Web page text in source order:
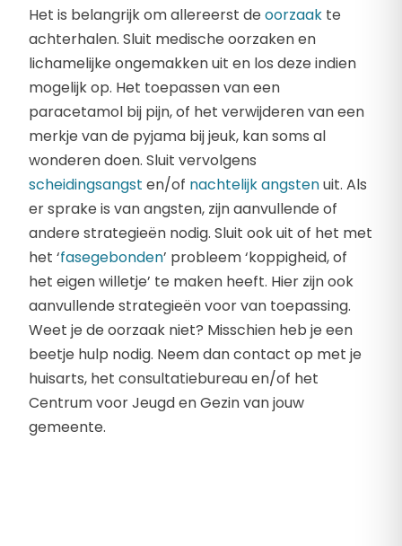
Het is belangrijk om allereerst de oorzaak te
achterhalen. Sluit medische oorzaken en
lichamelijke ongemakken uit en los deze indien
mogelijk op. Het toepassen van een
paracetamol bij pijn, of het verwijderen van een
merkje van de pyjama bij jeuk, kan soms al
wonderen doen. Sluit vervolgens
scheidingsangst en/of nachtelijk angstenuit. Als
er sprake is van angsten, zijn aanvullende of
andere strategieën nodig. Sluit ook uit of het met
het ‘fasegebonden’ probleem ‘koppigheid, of
het eigen willetje’ te maken heeft. Hier zijn ook
aanvullende strategieën voor van toepassing.
Weet je de oorzaak niet? Misschien heb je een
beetje hulp nodig. Neem dan contact op met je
huisarts, het consultatiebureau en/of het
Centrum voor Jeugd en Gezin van jouw
gemeente.